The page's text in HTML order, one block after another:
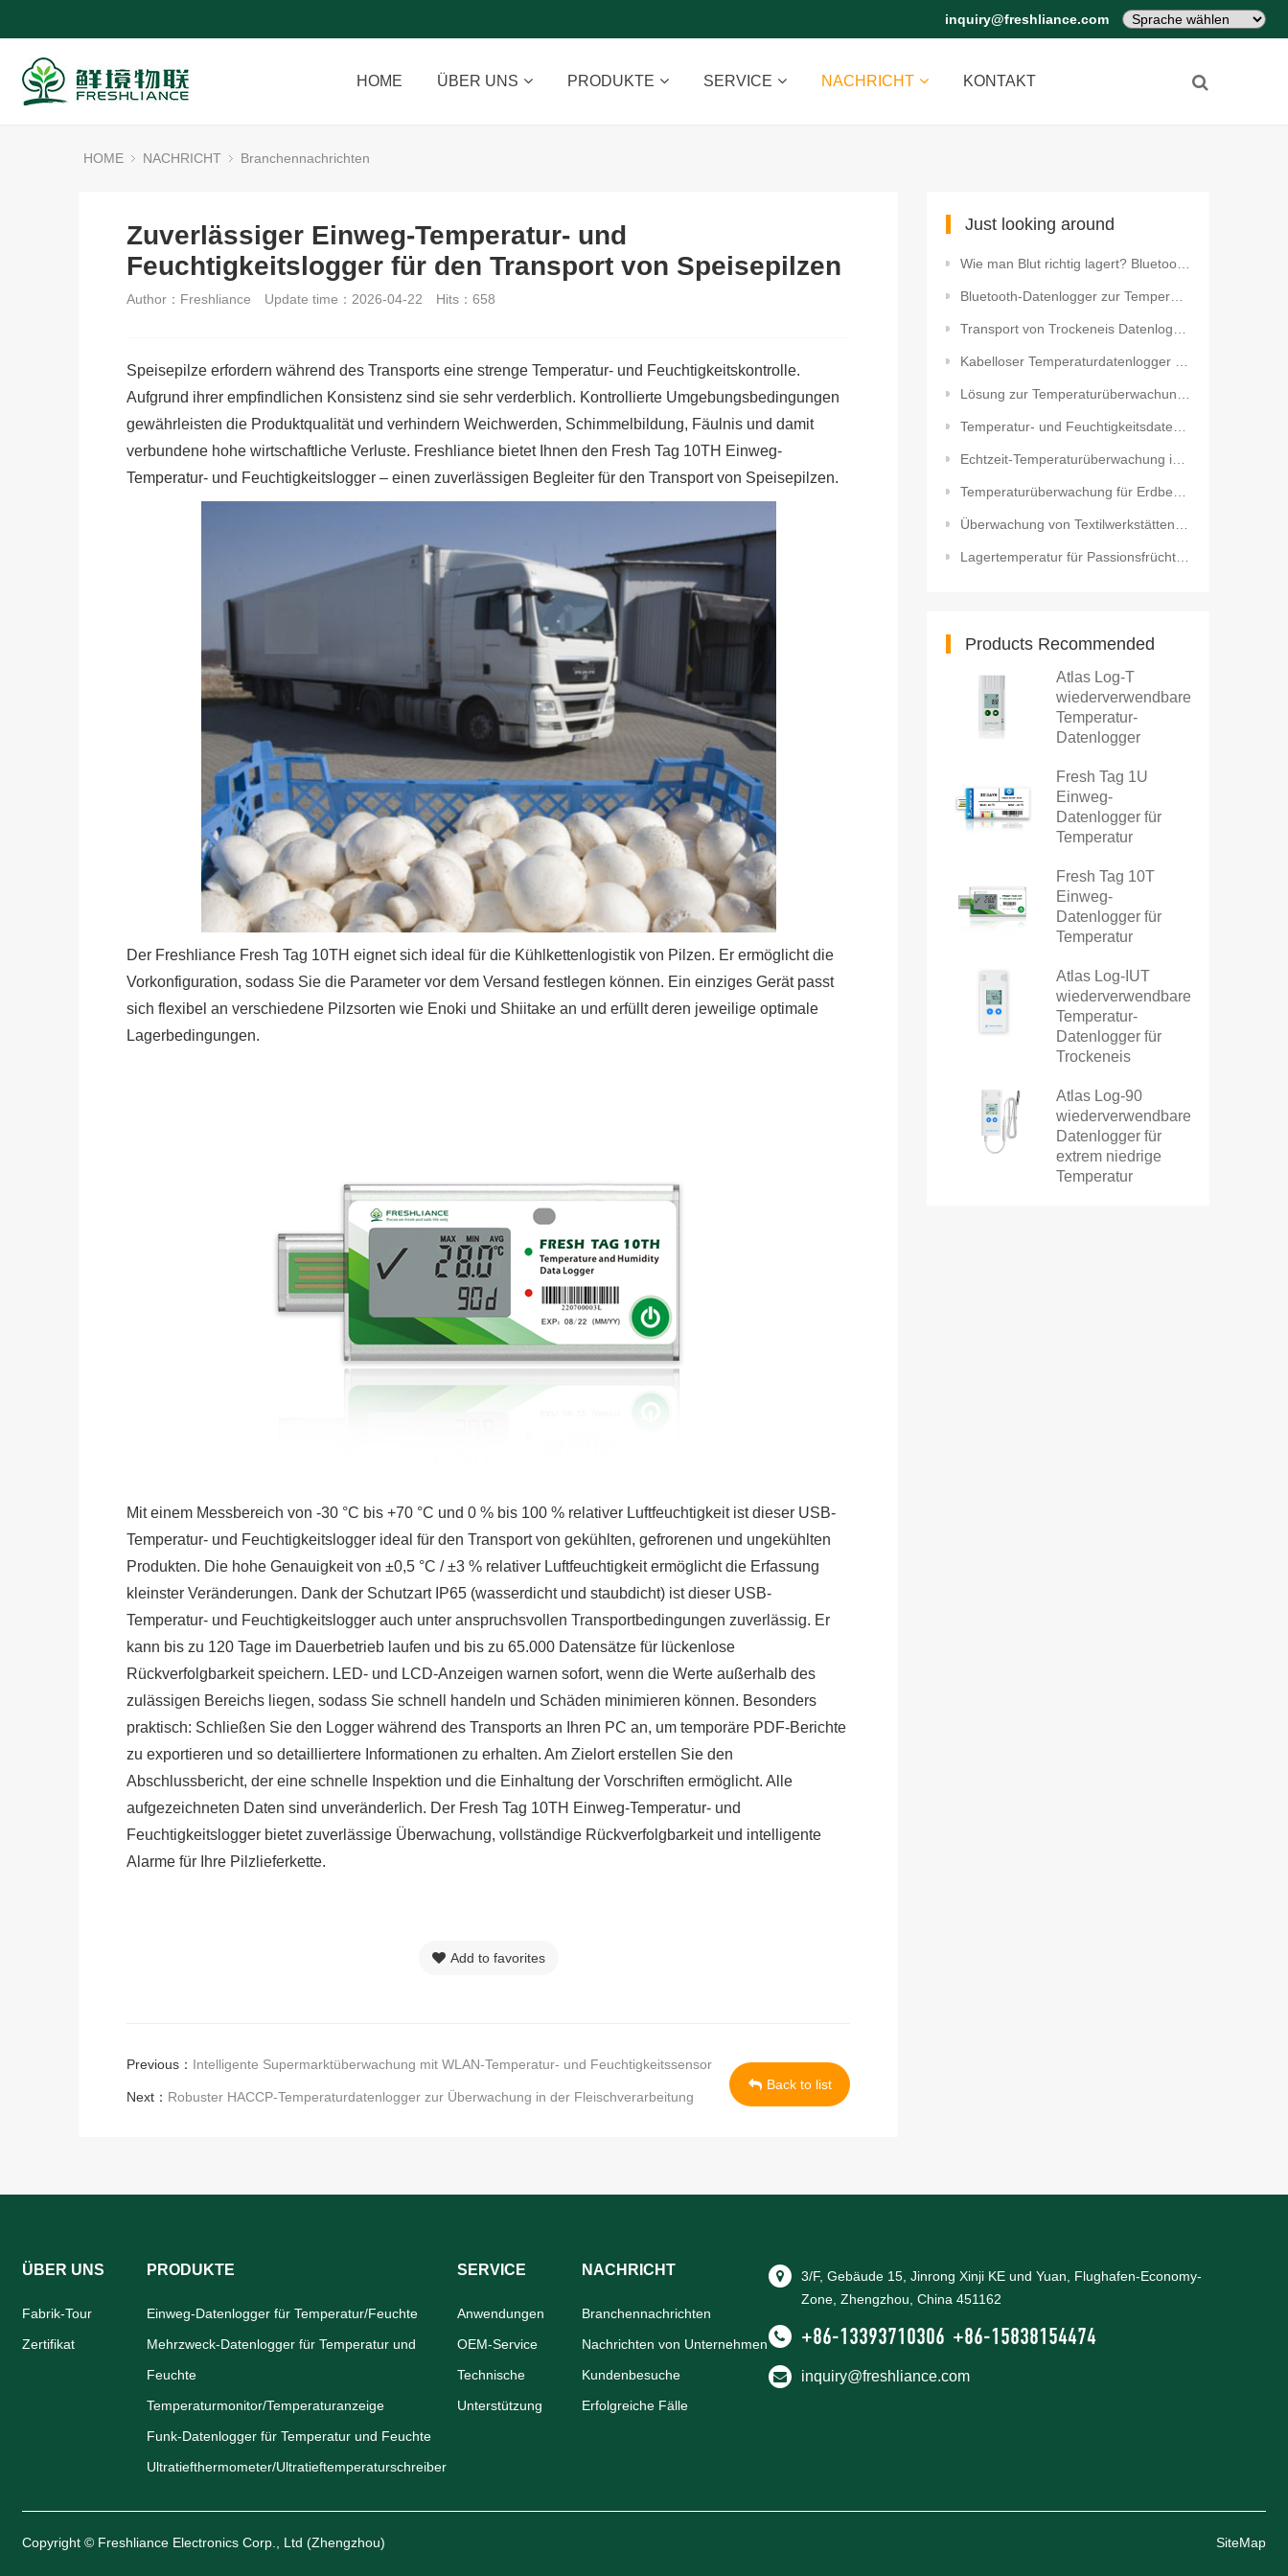
inquiry@freshliance.com
HOME ÜBER UNS PRODUKTE SERVICE NACHRICHT KONTAKT
HOME NACHRICHT Branchennachrichten
Zuverlässiger Einweg-Temperatur- und
Feuchtigkeitslogger für den Transport von Speisepilzen
Author：Freshliance Update time：2026-04-22 Hits： 658
Speisepilze erfordern während des Transports eine strenge Temperatur- und Feuchtigkeitskontrolle.
Aufgrund ihrer empfindlichen Konsistenz sind sie sehr verderblich. Kontrollierte Umgebungsbedingungen
gewährleisten die Produktqualität und verhindern Weichwerden, Schimmelbildung, Fäulnis und damit
verbundene hohe wirtschaftliche Verluste. Freshliance bietet Ihnen den Fresh Tag 10TH Einweg-
Temperatur- und Feuchtigkeitslogger – einen zuverlässigen Begleiter für den Transport von Speisepilzen.
Der Freshliance Fresh Tag 10TH eignet sich ideal für die Kühlkettenlogistik von Pilzen. Er ermöglicht die
Vorkonfiguration, sodass Sie die Parameter vor dem Versand festlegen können. Ein einziges Gerät passt
sich flexibel an verschiedene Pilzsorten wie Enoki und Shiitake an und erfüllt deren jeweilige optimale
Lagerbedingungen.
Mit einem Messbereich von -30 °C bis +70 °C und 0 % bis 100 % relativer Luftfeuchtigkeit ist dieser USB-
Temperatur- und Feuchtigkeitslogger ideal für den Transport von gekühlten, gefrorenen und ungekühlten
Produkten. Die hohe Genauigkeit von ±0,5 °C / ±3 % relativer Luftfeuchtigkeit ermöglicht die Erfassung
kleinster Veränderungen. Dank der Schutzart IP65 (wasserdicht und staubdicht) ist dieser USB-
Temperatur- und Feuchtigkeitslogger auch unter anspruchsvollen Transportbedingungen zuverlässig. Er
kann bis zu 120 Tage im Dauerbetrieb laufen und bis zu 65.000 Datensätze für lückenlose
Rückverfolgbarkeit speichern. LED- und LCD-Anzeigen warnen sofort, wenn die Werte außerhalb des
zulässigen Bereichs liegen, sodass Sie schnell handeln und Schäden minimieren können. Besonders
praktisch: Schließen Sie den Logger während des Transports an Ihren PC an, um temporäre PDF-Berichte
zu exportieren und so detailliertere Informationen zu erhalten. Am Zielort erstellen Sie den
Abschlussbericht, der eine schnelle Inspektion und die Einhaltung der Vorschriften ermöglicht. Alle
aufgezeichneten Daten sind unveränderlich. Der Fresh Tag 10TH Einweg-Temperatur- und
Feuchtigkeitslogger bietet zuverlässige Überwachung, vollständige Rückverfolgbarkeit und intelligente
Alarme für Ihre Pilzlieferkette.
Add to favorites
Previous： Intelligente Supermarktüberwachung mit WLAN-Temperatur- und Feuchtigkeitssensor
Next： Robuster HACCP-Temperaturdatenlogger zur Überwachung in der Fleischverarbeitung
Back to list
Just looking around
Wie man Blut richtig lagert? Bluetooth Temperatur Datenlogger
Bluetooth-Datenlogger zur Temperaturüberwachung im Babyzimmer
Transport von Trockeneis Datenlogger für extrem niedrige Temperaturen
Kabelloser Temperaturdatenlogger für die Weinkühlschranküberwachung
Lösung zur Temperaturüberwachung in Serverräumen
Temperatur- und Feuchtigkeitsdatenlogger für den Transport von Tierimpfstoffen
Echtzeit-Temperaturüberwachung in der Blumenlogistik mit Live-Tracking
Temperaturüberwachung für Erdbeeren USB-Temperaturdatenlogger
Überwachung von Textilwerkstätten mit WLAN-Temperatur- und Feuchtigkeitssensor
Lagertemperatur für Passionsfrüchten USB Einweg-Temperatur Datenloggerfür Obst
Products Recommended
Atlas Log-T
wiederverwendbarer
Temperatur-
Datenlogger
Fresh Tag 1U
Einweg-
Datenlogger für
Temperatur
Fresh Tag 10T
Einweg-
Datenlogger für
Temperatur
Atlas Log-IUT
wiederverwendbarer
Temperatur-
Datenlogger für
Trockeneis
Atlas Log-90
wiederverwendbarer
Datenlogger für
extrem niedrige
Temperatur
ÜBER UNS
Fabrik-Tour
Zertifikat
PRODUKTE
Einweg-Datenlogger für Temperatur/Feuchte
Mehrzweck-Datenlogger für Temperatur und
Feuchte
Temperaturmonitor/Temperaturanzeige
Funk-Datenlogger für Temperatur und Feuchte
Ultratiefthermometer/Ultratieftemperaturschreiber
SERVICE
Anwendungen
OEM-Service
Technische
Unterstützung
NACHRICHT
Branchennachrichten
Nachrichten von Unternehmen
Kundenbesuche
Erfolgreiche Fälle
3/F, Gebäude 15, Jinrong Xinji KE und Yuan, Flughafen-Economy-
Zone, Zhengzhou, China 451162
+86-13393710306 +86-15838154474
inquiry@freshliance.com
Copyright © Freshliance Electronics Corp., Ltd (Zhengzhou) SiteMap